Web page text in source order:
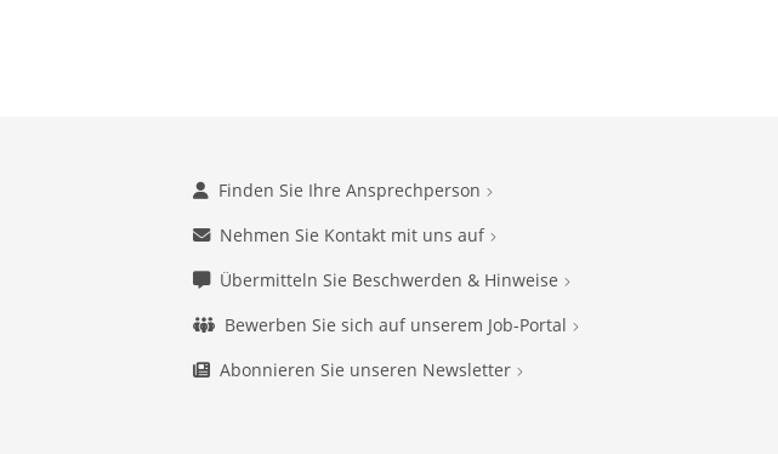
Finden Sie Ihre Ansprechperson
Nehmen Sie Kontakt mit uns auf
Übermitteln Sie Beschwerden & Hinweise
Bewerben Sie sich auf unserem Job-Portal
Abonnieren Sie unseren Newsletter